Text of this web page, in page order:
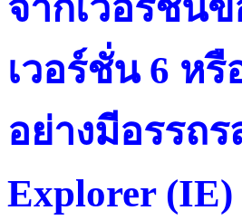
จากเวอร์ชั่น
เวอร์ชั่น 6 ห
อย่างมีอรรถ
Explorer